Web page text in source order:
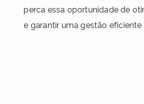
perca essa oportunidade de
e garantir uma gestão eficiente